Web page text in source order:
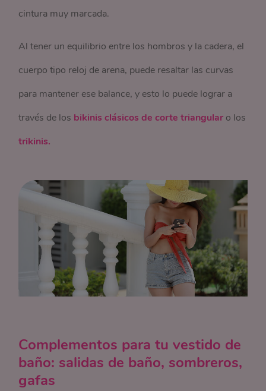
cintura muy marcada.
Al tener un equilibrio entre los hombros y la cadera, el
cuerpo tipo reloj de arena, puede resaltar las curvas
para mantener ese balance, y esto lo puede lograr a
través de los bikinis clásicos de corte triangular o los
trikinis.
Complementos para tu vestido de
baño: salidas de baño, sombreros,
gafas